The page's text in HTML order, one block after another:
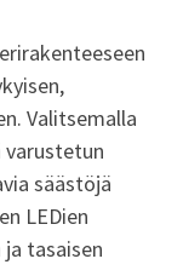
Valitsemalla
varustetun
säästöjä
LEDien
tasaisen